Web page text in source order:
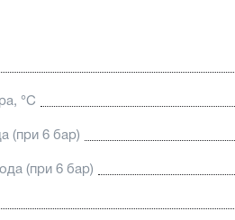
°C
(при 6 бар)
(при 6 бар)